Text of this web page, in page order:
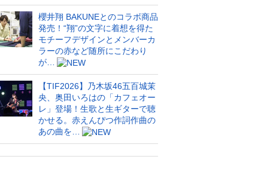
櫻井翔 BAKUNEとのコラボ商品
発売！“翔”の文字に着想を得た
モチーフデザインとメンバーカ
ラーの赤など随所にこだわり
が…
【TIF2026】乃木坂46五百城茉
央、奥田いろはの「カフェオー
レ」登場！生歌と生ギターで聴
かせる。赤えんぴつ作詞作曲の
あの曲を…